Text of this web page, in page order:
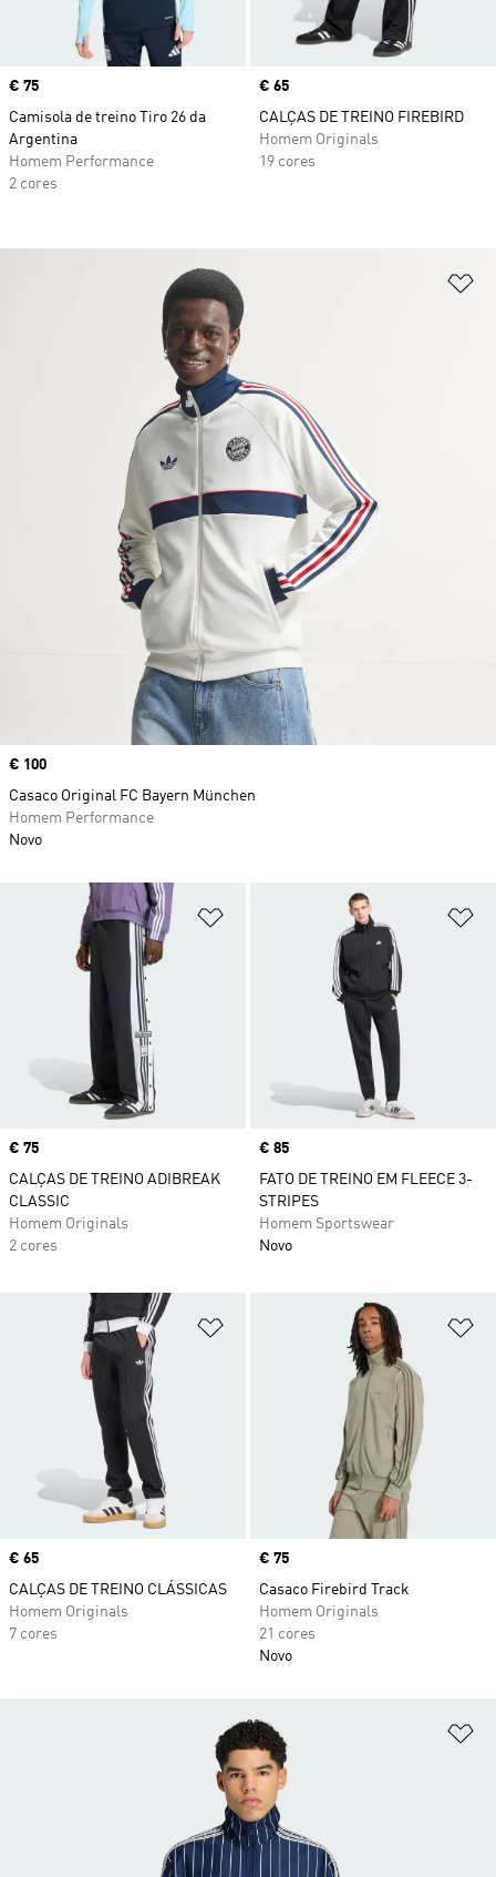
Price
€ 75
Camisola de treino Tiro 26 da
Argentina
Homem Performance
2 cores
Price
€ 65
CALÇAS DE TREINO FIREBIRD
Homem Originals
19 cores
Adicionar à Lista de Desejos
Price
€ 75
CALÇAS DE TREINO ADIBREAK
CLASSIC
Homem Originals
2 cores
Price
€ 85
FATO DE TREINO EM FLEECE 3-
STRIPES
Homem Sportswear
Novo
Adicionar à Lista de Desejos
Price
€ 65
CALÇAS DE TREINO CLÁSSICAS
Homem Originals
7 cores
Price
€ 75
Casaco Firebird Track
Homem Originals
21 cores
Novo
Price
€ 100
Casaco Original FC Bayern München
Homem Performance
Novo